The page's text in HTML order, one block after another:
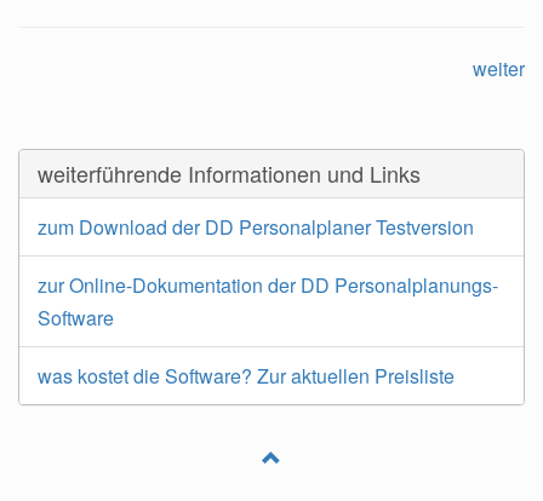
weiter
weiterführende Informationen und Links
zum Download der DD Personalplaner Testversion
zur Online-Dokumentation der DD Personalplanungs-
Software
was kostet die Software? Zur aktuellen Preisliste